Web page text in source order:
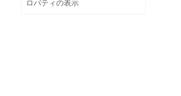
ロパティの表示